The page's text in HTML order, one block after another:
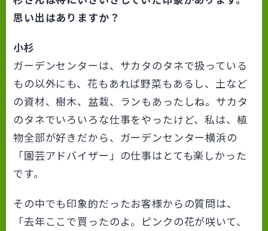
思い出はありますか？
小杉
ガーデンセンターは、サカタのタネで扱っている
もの以外にも、花もあれば野菜もあるし、土など
の資材、樹木、盆栽、ランもあったしね。サカタ
のタネでいろいろな仕事をやったけど、私は、植
物全部が好きだから、ガーデンセンター横浜の
「園芸アドバイザー」の仕事はとても楽しかった
です。
その中でも印象的だったお客様からの質問は、
「去年ここで買ったのよ。ピンクの花が咲いて、